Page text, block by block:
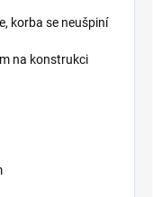
korba se neušpiní
na konstrukci